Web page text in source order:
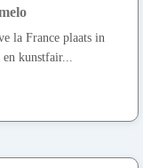
la France plaats in
kunstfair...